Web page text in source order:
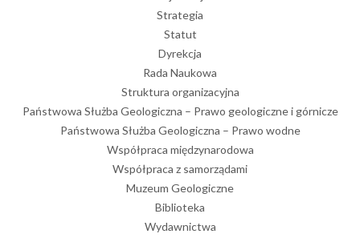
Strategia
Statut
Dyrekcja
Rada Naukowa
Struktura organizacyjna
Państwowa Służba Geologiczna – Prawo geologiczne i górnicze
Państwowa Służba Geologiczna – Prawo wodne
Współpraca międzynarodowa
Współpraca z samorządami
Muzeum Geologiczne
Biblioteka
Wydawnictwa